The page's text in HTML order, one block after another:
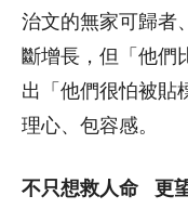
治文的無家可歸者
斷增長，但「他們
出「他們很怕被貼
理心、包容感。
不只想救人命 更